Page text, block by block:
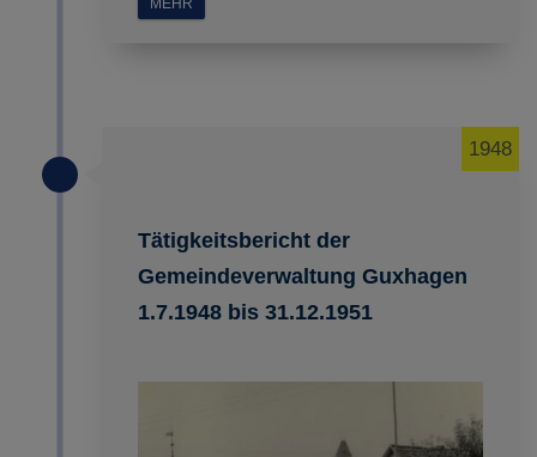
MEHR
Tätigkeitsbericht der
Gemeindeverwaltung Guxhagen
1.7.1948 bis 31.12.1951
1948